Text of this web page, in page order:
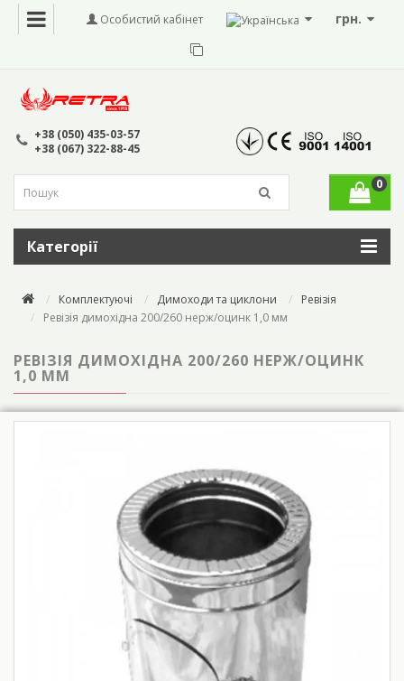
грн.
Особистий кабінет
+38 (050) 435-03-57
+38 (067) 322-88-45
0
Категорії
Комплектуючі Димоходи та циклони
Ревізія
Ревізія димохідна 200/260 нерж/оцинк 1,0 мм
РЕВІЗІЯ ДИМОХІДНА 200/260 НЕРЖ/ОЦИНК
1,0 ММ